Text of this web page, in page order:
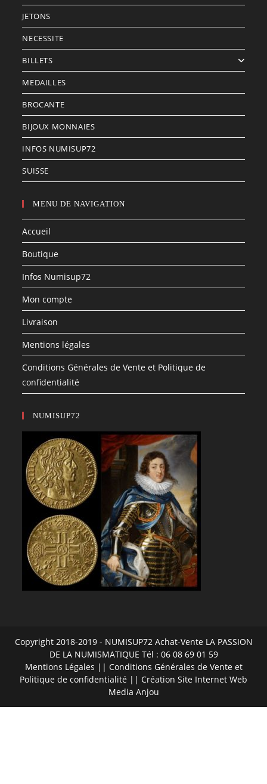
JETONS
NECESSITE
BILLETS
MEDAILLES
BROCANTE
BIJOUX MONNAIES
INFOS NUMISUP72
SUISSE
MENU DE NAVIGATION
Accueil
Boutique
Infos Numisup72
Mon compte
Livraison
Mentions légales
Conditions Générales de Vente et Politique de
confidentialité
NUMISUP72
Copyright 2018-2019 - NUMISUP72 Achat-Vente LA PASSION
DE LA NUMISMATIQUE Tél : 06 08 69 01 59
Mentions Légales || Conditions Générales de Vente et
Politique de confidentialité || Création Site Internet Web
Media Anjou